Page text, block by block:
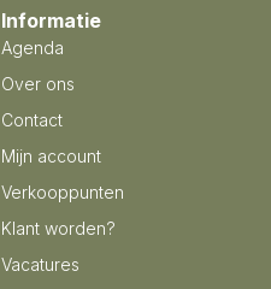
Informatie
Agenda
Over ons
Contact
Mijn account
Verkooppunten
Klant worden?
Vacatures